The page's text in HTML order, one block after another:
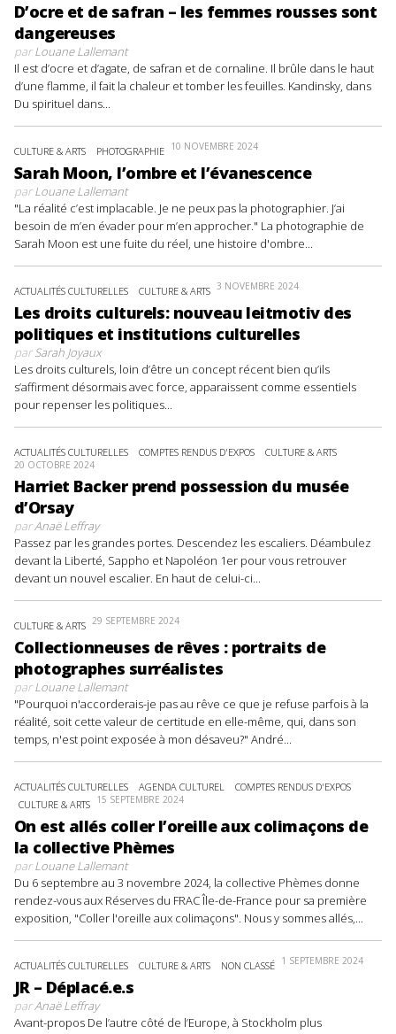
D’ocre et de safran – les femmes rousses sont
dangereuses
parLouane Lallemant
Il est d’ocre et d’agate, de safran et de cornaline. Il brûle dans le haut
d’une flamme, il fait la chaleur et tomber les feuilles. Kandinsky, dans
Du spirituel dans...
CULTURE & ARTS PHOTOGRAPHIE 10 NOVEMBRE 2024
Sarah Moon, l’ombre et l’évanescence
parLouane Lallemant
"La réalité c’est implacable. Je ne peux pas la photographier. J’ai
besoin de m’en évader pour m’en approcher." La photographie de
Sarah Moon est une fuite du réel, une histoire d'ombre...
ACTUALITÉS CULTURELLES CULTURE & ARTS 3 NOVEMBRE 2024
Les droits culturels: nouveau leitmotiv des
politiques et institutions culturelles
parSarah Joyaux
Les droits culturels, loin d’être un concept récent bien qu’ils
s’affirment désormais avec force, apparaissent comme essentiels
pour repenser les politiques...
ACTUALITÉS CULTURELLES COMPTES RENDUS D'EXPOS CULTURE & ARTS
20 OCTOBRE 2024
Harriet Backer prend possession du musée
d’Orsay
parAnaë Leffray
Passez par les grandes portes. Descendez les escaliers. Déambulez
devant la Liberté, Sappho et Napoléon 1er pour vous retrouver
devant un nouvel escalier. En haut de celui-ci...
CULTURE & ARTS 29 SEPTEMBRE 2024
Collectionneuses de rêves : portraits de
photographes surréalistes
parLouane Lallemant
"Pourquoi n'accorderais-je pas au rêve ce que je refuse parfois à la
réalité, soit cette valeur de certitude en elle-même, qui, dans son
temps, n'est point exposée à mon désaveu?" André...
ACTUALITÉS CULTURELLES AGENDA CULTUREL
COMPTES RENDUS D'EXPOS
CULTURE & ARTS 15 SEPTEMBRE 2024
On est allés coller l’oreille aux colimaçons de
la collective Phèmes
parLouane Lallemant
Du 6 septembre au 3 novembre 2024, la collective Phèmes donne
rendez-vous aux Réserves du FRAC Île-de-France pour sa première
exposition, "Coller l'oreille aux colimaçons". Nous y sommes allés,...
ACTUALITÉS CULTURELLES CULTURE & ARTS NON CLASSÉ 1 SEPTEMBRE 2024
JR – Déplacé.e.s
parAnaë Leffray
Avant-propos De l’autre côté de l’Europe, à Stockholm plus